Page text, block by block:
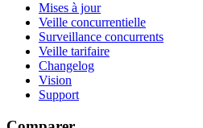
Mises à jour
Veille concurrentielle
Surveillance concurrents
Veille tarifaire
Changelog
Vision
Support